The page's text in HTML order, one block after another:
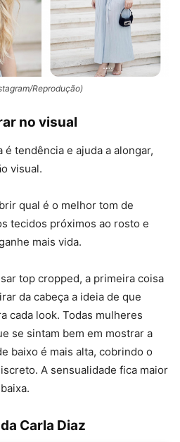
Reprodução)
no visual
é tendência e ajuda a alongar,
visual.
qual é o melhor tom de
tecidos próximos ao rosto e
mais vida.
top cropped, a primeira coisa
da cabeça a ideia de que
cada look. Todas mulheres
se sintam bem em mostrar a
baixo é mais alta, cobrindo o
A sensualidade fica maior
Carla Diaz